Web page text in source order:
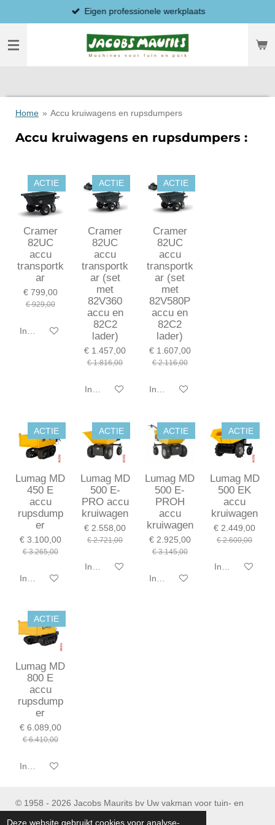
Deze website gebruikt cookies voor analyse-
direct
naar
hoofdinhoud
Eigen professionele werkplaats
Home » Accu kruiwagens en rupsdumpers
Accu kruiwagens en rupsdumpers :
ACTIE
Cramer
82UC
accu
transportk
ar
€ 799,00
€ 929,00
In winkelwagen
ACTIE
Cramer
82UC
accu
transportk
ar (set
met
82V360
accu en
82C2
lader)
€ 1.457,00
€ 1.816,00
In winkelwagen
ACTIE
Cramer
82UC
accu
transportk
ar (set
met
82V580P
accu en
82C2
lader)
€ 1.607,00
€ 2.116,00
In winkelwagen
ACTIE
Lumag MD
450 E
accu
rupsdump
er
€ 3.100,00
€ 3.265,00
In winkelwagen
ACTIE
Lumag MD
500 E-
PRO accu
kruiwagen
€ 2.558,00
€ 2.721,00
In winkelwagen
ACTIE
Lumag MD
500 E-
PROH
accu
kruiwagen
€ 2.925,00
€ 3.145,00
In winkelwagen
ACTIE
Lumag MD
500 EK
accu
kruiwagen
€ 2.449,00
€ 2.600,00
In winkelwagen
ACTIE
Lumag MD
800 E
accu
rupsdump
er
€ 6.089,00
€ 6.410,00
In winkelwagen
© 1958 - 2026 Jacobs Maurits bv Uw vakman voor tuin- en